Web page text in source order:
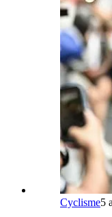
Cyclisme5